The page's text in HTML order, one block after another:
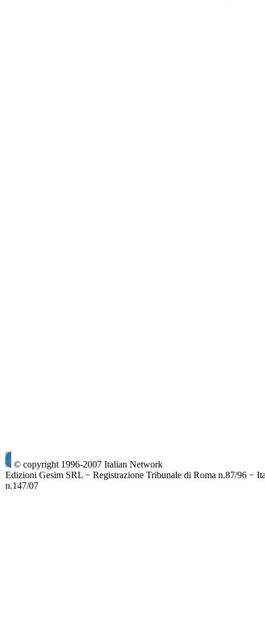
© copyright 1996-2007 Italian Network
Edizioni Gesim SRL − Registrazione Tribunale di Roma n.87/96 −
n.147/07